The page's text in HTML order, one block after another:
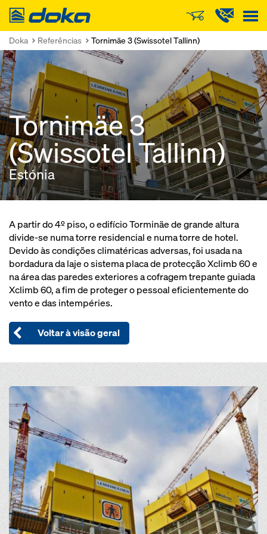
Doka
Doka Referências Tornimäe 3 (Swissotel Tallinn)
Tornimäe 3
(Swissotel Tallinn)
Estónia
A partir do 4º piso, o edifício Torminäe de grande altura
divide-se numa torre residencial e numa torre de hotel.
Devido às condições climatéricas adversas, foi usada na
bordadura da laje o sistema placa de protecção Xclimb 60 e
na área das paredes exteriores a cofragem trepante guiada
Xclimb 60, a fim de proteger o pessoal eficientemente do
vento e das intempéries.
Voltar à visão geral
Open